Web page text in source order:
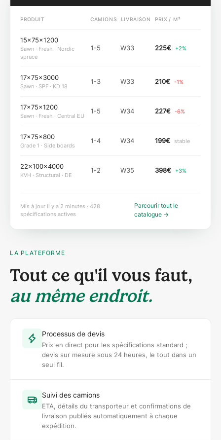
PRODUIT CAMIONS LIVRAISON PRIX / M³
15×75×1200
Sawn · Fresh · Nordic
spruce
1-5 W33 225€ +2%
17×75×3000
Sawn · SPF · KD 18
1-3 W33 210€ -1%
17×75×1200
Sawn · Fresh · Central EU
1-5 W34 227€ -6%
17×75×800
Grade 1 · Side boards
1-4 W34 199€ stable
22×100×4000
KVH · Structural · DE
1-2 W35 398€ +3%
Mis à jour il y a 2 minutes · 428
spécifications actives
Parcourir tout le
catalogue →
LA PLATEFORME
Tout ce qu'il vous faut,
au même endroit.
Processus de devis
Prix en direct pour les spécifications standard ;
devis sur mesure sous 24 heures, le tout dans un
seul fil.
Suivi des camions
ETA, détails du transporteur et confirmations de
livraison publiés automatiquement à chaque
expédition.